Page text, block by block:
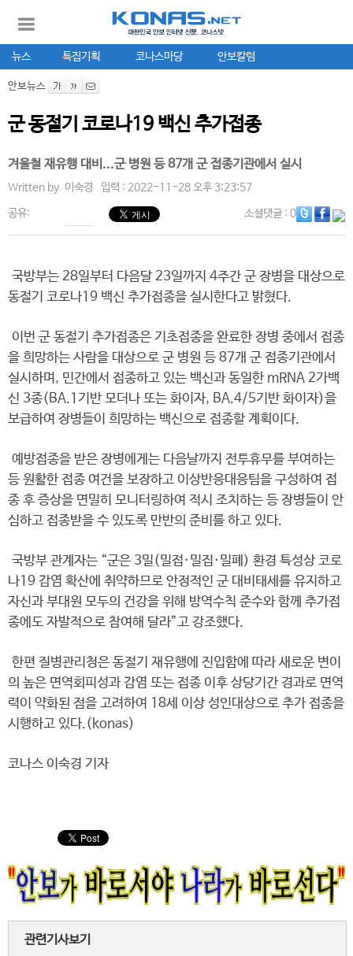
뉴스 특집기획 코나스마당 안보칼럼
안보뉴스
군 동절기 코로나19 백신 추가접종
겨울철 재유행 대비...군 병원 등 87개 군 접종기관에서 실시
Written by. 이숙경 입력 : 2022-11-28 오후 3:23:57
공유: 소셜댓글: 0
국방부는 28일부터 다음달 23일까지 4주간 군 장병을 대상으로
동절기 코로나19 백신 추가접종을 실시한다고 밝혔다.
이번 군 동절기 추가접종은 기초접종을 완료한 장병 중에서 접종
을 희망하는 사람을 대상으로 군 병원 등 87개 군 접종기관에서
실시하며, 민간에서 접종하고 있는 백신과 동일한 mRNA 2가백
신 3종(BA.1기반 모더나 또는 화이자, BA.4/5기반 화이자)을
보급하여 장병들이 희망하는 백신으로 접종할 계획이다.
예방접종을 받은 장병에게는 다음날까지 전투휴무를 부여하는
등 원활한 접종 여건을 보장하고 이상반응대응팀을 구성하여 접
종 후 증상을 면밀히 모니터링하여 적시 조치하는 등 장병들이 안
심하고 접종받을 수 있도록 만반의 준비를 하고 있다.
국방부 관계자는 “군은 3밀(밀접·밀집·밀폐) 환경 특성상 코로
나19 감염 확산에 취약하므로 안정적인 군 대비태세를 유지하고
자신과 부대원 모두의 건강을 위해 방역수칙 준수와 함께 추가접
종에도 자발적으로 참여해 달라”고 강조했다.
한편 질병관리청은 동절기 재유행에 진입함에 따라 새로운 변이
의 높은 면역회피성과 감염 또는 접종 이후 상당기간 경과로 면역
력이 약화된 점을 고려하여 18세 이상 성인대상으로 추가 접종을
시행하고 있다.(konas)
코나스 이숙경 기자
관련기사보기